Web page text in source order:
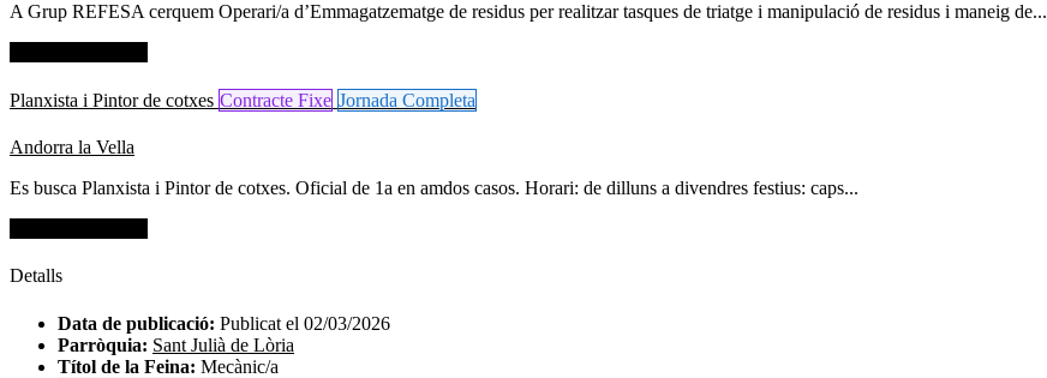
A Grup REFESA cerquem Operari/a d’Emmagatzematge de residus per realitzar tasques de triatge i manipulació de residus i maneig de...
Planxista i Pintor de cotxes Contracte Fixe Jornada Completa
Andorra la Vella
Es busca Planxista i Pintor de cotxes. Oficial de 1a en amdos casos. Horari: de dilluns a divendres festius: caps...
Detalls
Data de publicació: Publicat el 02/03/2026
Parròquia: Sant Julià de Lòria
Títol de la Feina: Mecànic/a